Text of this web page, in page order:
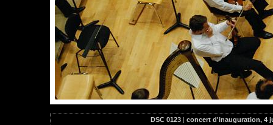
DSC 0123 | concert d'inauguration, 4